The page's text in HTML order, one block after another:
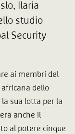
Ilaria
studio
Security
ai membri del
dello
sua lotta per la
anche il
al potere cinque